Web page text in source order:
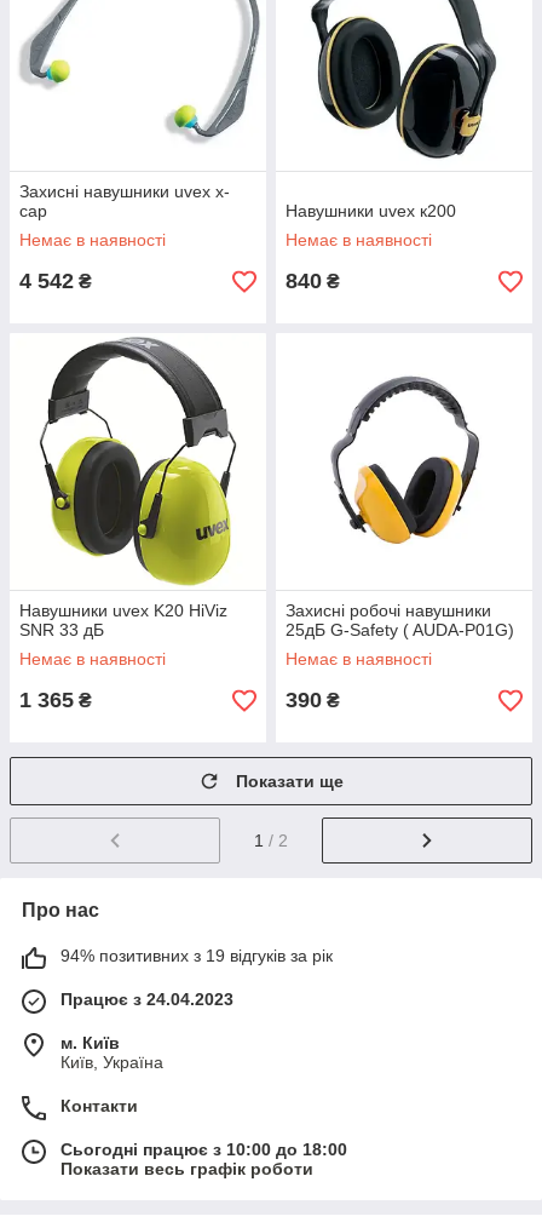
Захисні навушники uvex x-
cap
Немає в наявності
4 542 ₴
Навушники uvex к200
Немає в наявності
840 ₴
Навушники uvex K20 HiViz
SNR 33 дБ
Немає в наявності
1 365 ₴
Захисні робочі навушники
25дБ G-Safety ( AUDA-P01G)
Немає в наявності
390 ₴
Показати ще
1 / 2
Про нас
94% позитивних з 19 відгуків за рік
Працює з 24.04.2023
м. Київ
Київ, Україна
Контакти
Сьогодні працює з 10:00 до 18:00
Показати весь графік роботи